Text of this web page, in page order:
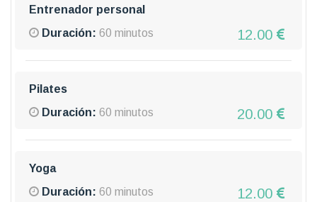
Entrenador personal
Duración: 60 minutos 12.00
Pilates
Duración: 60 minutos 20.00
Yoga
Duración: 60 minutos 12.00